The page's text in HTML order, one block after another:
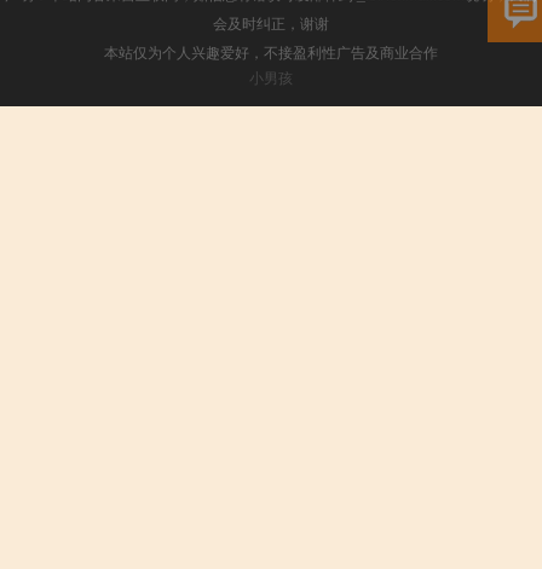
会及时纠正，谢谢
本站仅为个人兴趣爱好，不接盈利性广告及商业合作
小男孩